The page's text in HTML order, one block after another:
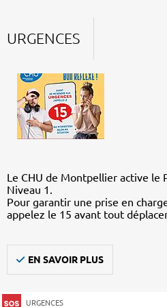
URGENCES
Le CHU de Montpellier active le
Niveau 1.
Pour garantir une prise en
appelez le 15 avant tout
EN SAVOIR PLUS
URGENCES